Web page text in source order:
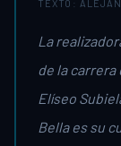
TEXTO:
La
de la carrera
Elíseo
Bella es su